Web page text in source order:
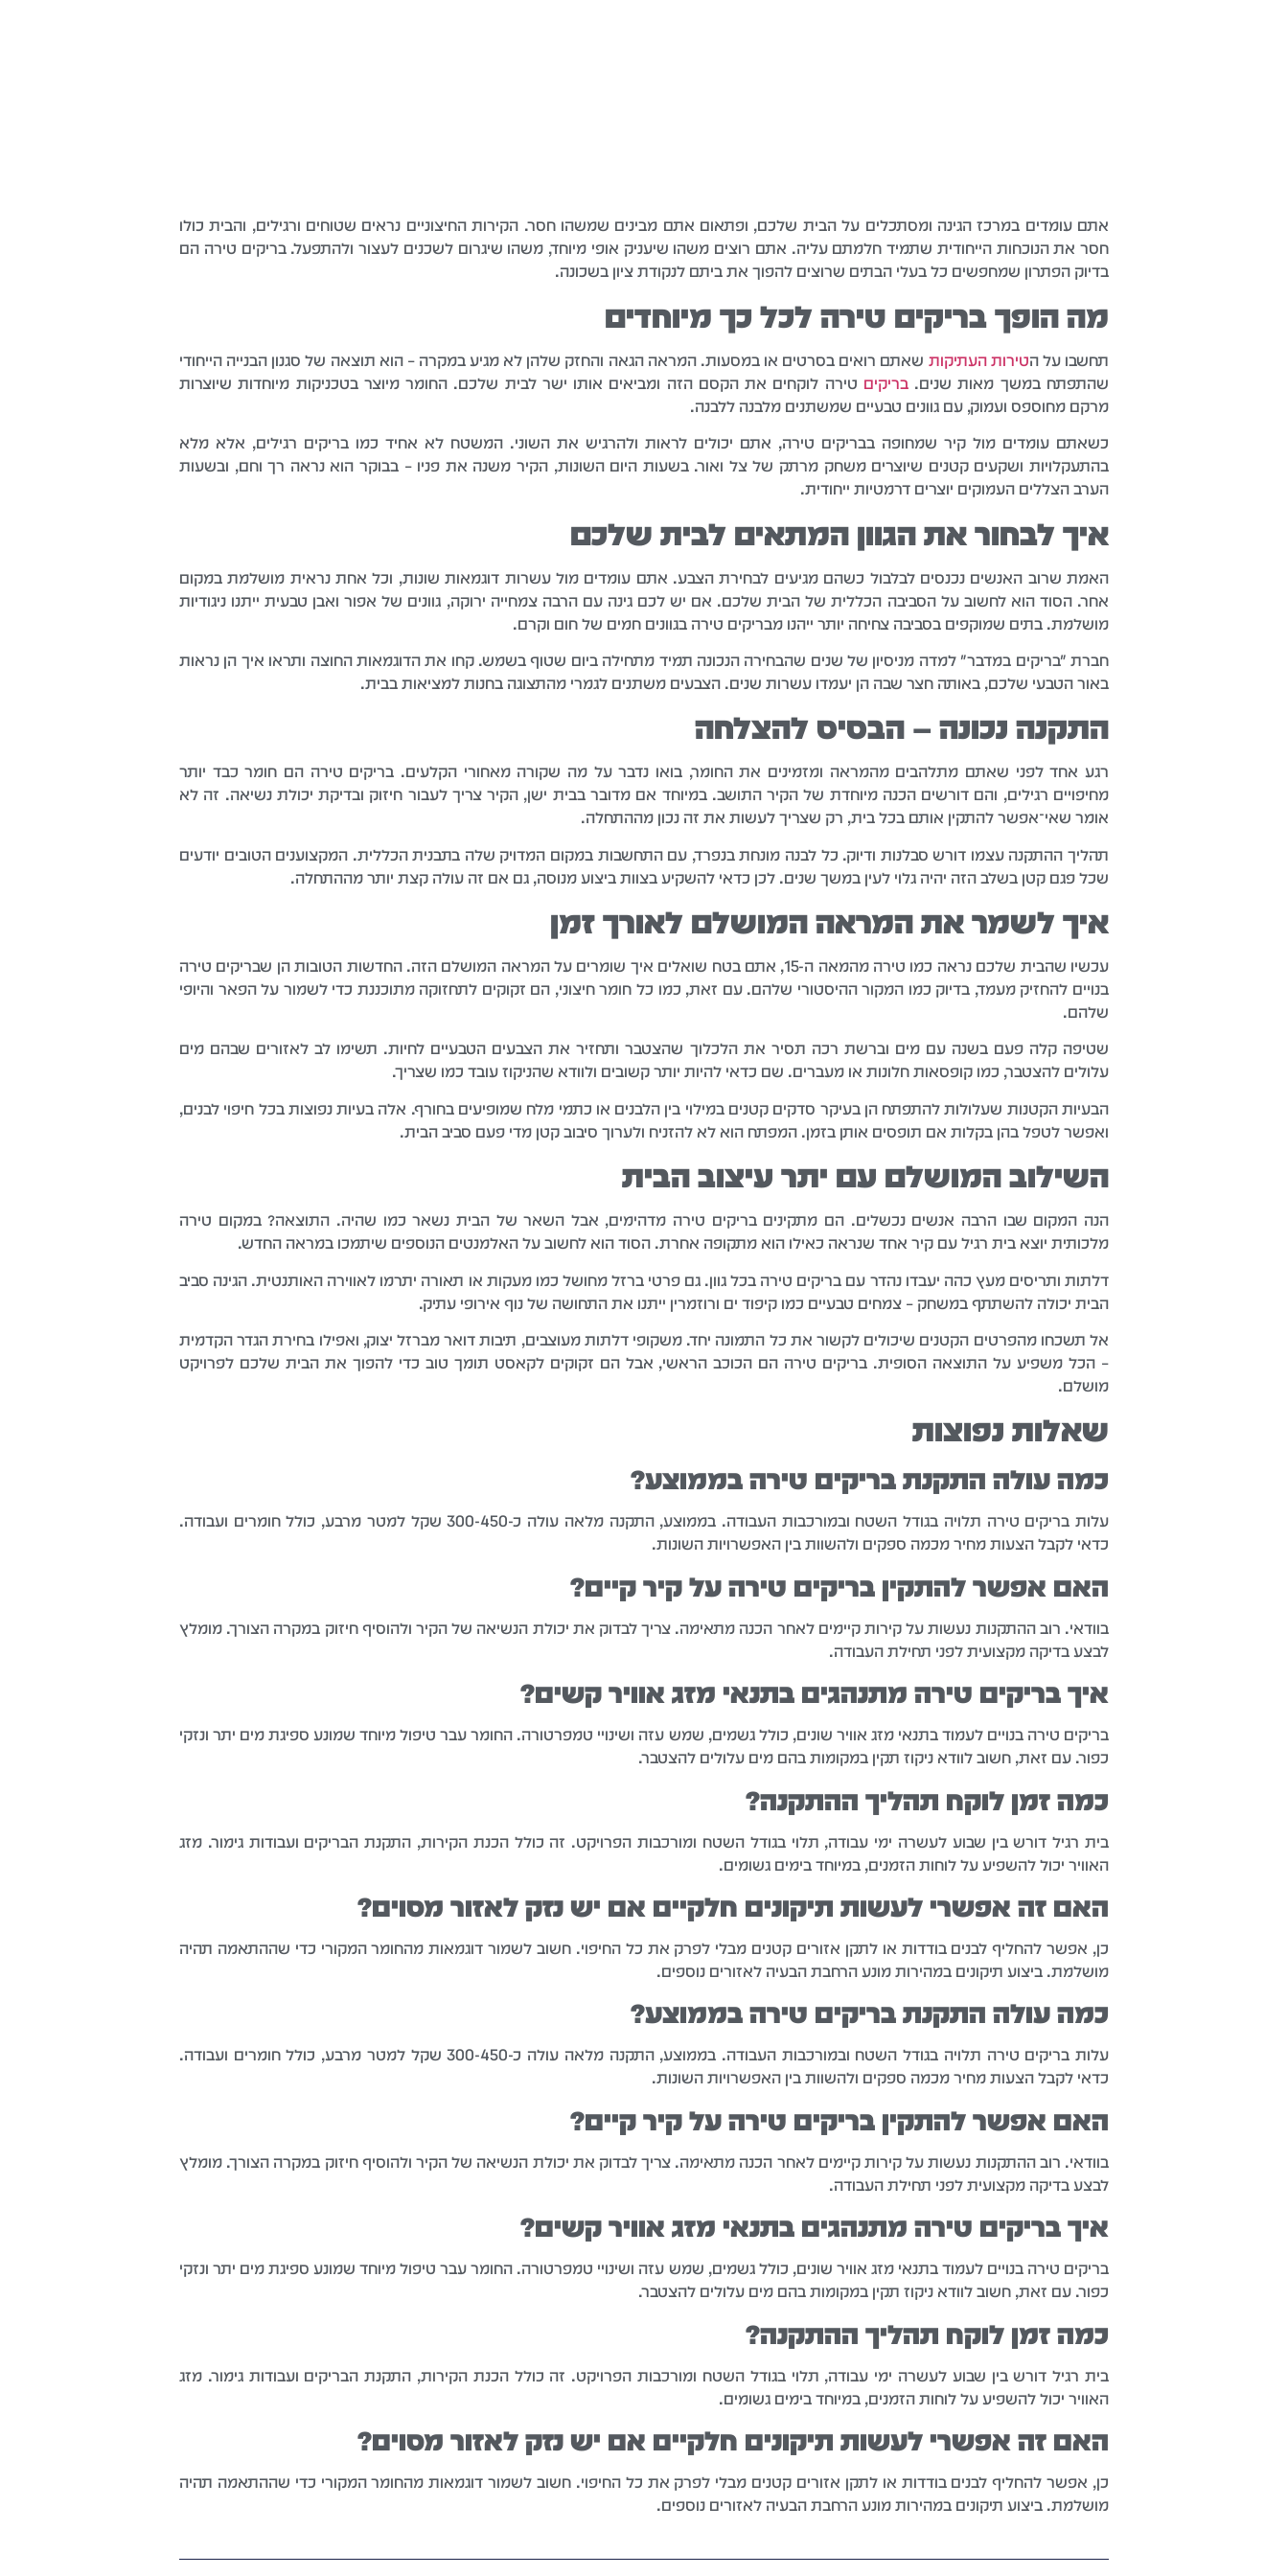
אתם עומדים במרכז הגינה ומסתכלים על הבית שלכם, ופתאום אתם מבינים שמשהו חסר. הקירות החיצוניים נראים שטוחים ורגילים, והבית כולו
חסר את הנוכחות הייחודית שתמיד חלמתם עליה. אתם רוצים משהו שיעניק אופי מיוחד, משהו שיגרום לשכנים לעצור ולהתפעל. בריקים טירה הם
בדיוק הפתרון שמחפשים כל בעלי הבתים שרוצים להפוך את ביתם לנקודת ציון בשכונה.
מה הופך בריקים טירה לכל כך מיוחדים
תחשבו על הטירות העתיקות שאתם רואים בסרטים או במסעות. המראה הגאה והחזק שלהן לא מגיע במקרה – הוא תוצאה של סגנון הבנייה הייחודי
שהתפתח במשך מאות שנים.בריקים טירה לוקחים את הקסם הזה ומביאים אותו ישר לבית שלכם. החומר מיוצר בטכניקות מיוחדות שיוצרות
מרקם מחוספס ועמוק, עם גוונים טבעיים שמשתנים מלבנה ללבנה.
כשאתם עומדים מול קיר שמחופה בבריקים טירה, אתם יכולים לראות ולהרגיש את השוני. המשטח לא אחיד כמו בריקים רגילים, אלא מלא
בהתעקלויות ושקעים קטנים שיוצרים משחק מרתק של צל ואור. בשעות היום השונות, הקיר משנה את פניו – בבוקר הוא נראה רך וחם, ובשעות
הערב הצללים העמוקים יוצרים דרמטיות ייחודית.
איך לבחור את הגוון המתאים לבית שלכם
האמת שרוב האנשים נכנסים לבלבול כשהם מגיעים לבחירת הצבע. אתם עומדים מול עשרות דוגמאות שונות, וכל אחת נראית מושלמת במקום
אחר. הסוד הוא לחשוב על הסביבה הכללית של הבית שלכם. אם יש לכם גינה עם הרבה צמחייה ירוקה, גוונים של אפור ואבן טבעית ייתנו ניגודיות
מושלמת. בתים שמוקפים בסביבה צחיחה יותר ייהנו מבריקים טירה בגוונים חמים של חום וקרם.
חברת "בריקים במדבר" למדה מניסיון של שנים שהבחירה הנכונה תמיד מתחילה ביום שטוף בשמש. קחו את הדוגמאות החוצה ותראו איך הן נראות
באור הטבעי שלכם, באותה חצר שבה הן יעמדו עשרות שנים. הצבעים משתנים לגמרי מהתצוגה בחנות למציאות בבית.
התקנה נכונה – הבסיס להצלחה
רגע אחד לפני שאתם מתלהבים מהמראה ומזמינים את החומר, בואו נדבר על מה שקורה מאחורי הקלעים. בריקים טירה הם חומר כבד יותר
מחיפויים רגילים, והם דורשים הכנה מיוחדת של הקיר התושב. במיוחד אם מדובר בבית ישן, הקיר צריך לעבור חיזוק ובדיקת יכולת נשיאה. זה לא
אומר שאי־אפשר להתקין אותם בכל בית, רק שצריך לעשות את זה נכון מההתחלה.
תהליך ההתקנה עצמו דורש סבלנות ודיוק. כל לבנה מונחת בנפרד, עם התחשבות במקום המדויק שלה בתבנית הכללית. המקצוענים הטובים יודעים
שכל פגם קטן בשלב הזה יהיה גלוי לעין במשך שנים. לכן כדאי להשקיע בצוות ביצוע מנוסה, גם אם זה עולה קצת יותר מההתחלה.
איך לשמר את המראה המושלם לאורך זמן
עכשיו שהבית שלכם נראה כמו טירה מהמאה ה-15, אתם בטח שואלים איך שומרים על המראה המושלם הזה. החדשות הטובות הן שבריקים טירה
בנויים להחזיק מעמד, בדיוק כמו המקור ההיסטורי שלהם. עם זאת, כמו כל חומר חיצוני, הם זקוקים לתחזוקה מתוכננת כדי לשמור על הפאר והיופי
שלהם.
שטיפה קלה פעם בשנה עם מים וברשת רכה תסיר את הלכלוך שהצטבר ותחזיר את הצבעים הטבעיים לחיות. תשימו לב לאזורים שבהם מים
עלולים להצטבר, כמו קופסאות חלונות או מעברים. שם כדאי להיות יותר קשובים ולוודא שהניקוז עובד כמו שצריך.
הבעיות הקטנות שעלולות להתפתח הן בעיקר סדקים קטנים במילוי בין הלבנים או כתמי מלח שמופיעים בחורף. אלה בעיות נפוצות בכל חיפוי לבנים,
ואפשר לטפל בהן בקלות אם תופסים אותן בזמן. המפתח הוא לא להזניח ולערוך סיבוב קטן מדי פעם סביב הבית.
השילוב המושלם עם יתר עיצוב הבית
הנה המקום שבו הרבה אנשים נכשלים. הם מתקינים בריקים טירה מדהימים, אבל השאר של הבית נשאר כמו שהיה. התוצאה? במקום טירה
מלכותית יוצא בית רגיל עם קיר אחד שנראה כאילו הוא מתקופה אחרת. הסוד הוא לחשוב על האלמנטים הנוספים שיתמכו במראה החדש.
דלתות ותריסים מעץ כהה יעבדו נהדר עם בריקים טירה בכל גוון. גם פרטי ברזל מחושל כמו מעקות או תאורה יתרמו לאווירה האותנטית. הגינה סביב
הבית יכולה להשתתף במשחק – צמחים טבעיים כמו קיפוד ים ורוזמרין ייתנו את התחושה של נוף אירופי עתיק.
אל תשכחו מהפרטים הקטנים שיכולים לקשור את כל התמונה יחד. משקופי דלתות מעוצבים, תיבות דואר מברזל יצוק, ואפילו בחירת הגדר הקדמית
– הכל משפיע על התוצאה הסופית. בריקים טירה הם הכוכב הראשי, אבל הם זקוקים לקאסט תומך טוב כדי להפוך את הבית שלכם לפרויקט
מושלם.
שאלות נפוצות
כמה עולה התקנת בריקים טירה בממוצע?
עלות בריקים טירה תלויה בגודל השטח ובמורכבות העבודה. בממוצע, התקנה מלאה עולה כ-300-450 שקל למטר מרבע, כולל חומרים ועבודה.
כדאי לקבל הצעות מחיר מכמה ספקים ולהשוות בין האפשרויות השונות.
האם אפשר להתקין בריקים טירה על קיר קיים?
בוודאי. רוב ההתקנות נעשות על קירות קיימים לאחר הכנה מתאימה. צריך לבדוק את יכולת הנשיאה של הקיר ולהוסיף חיזוק במקרה הצורך. מומלץ
לבצע בדיקה מקצועית לפני תחילת העבודה.
איך בריקים טירה מתנהגים בתנאי מזג אוויר קשים?
בריקים טירה בנויים לעמוד בתנאי מזג אוויר שונים, כולל גשמים, שמש עזה ושינויי טמפרטורה. החומר עבר טיפול מיוחד שמונע ספיגת מים יתר ונזקי
כפור. עם זאת, חשוב לוודא ניקוז תקין במקומות בהם מים עלולים להצטבר.
כמה זמן לוקח תהליך ההתקנה?
בית רגיל דורש בין שבוע לעשרה ימי עבודה, תלוי בגודל השטח ומורכבות הפרויקט. זה כולל הכנת הקירות, התקנת הבריקים ועבודות גימור. מזג
האוויר יכול להשפיע על לוחות הזמנים, במיוחד בימים גשומים.
האם זה אפשרי לעשות תיקונים חלקיים אם יש נזק לאזור מסוים?
כן, אפשר להחליף לבנים בודדות או לתקן אזורים קטנים מבלי לפרק את כל החיפוי. חשוב לשמור דוגמאות מהחומר המקורי כדי שההתאמה תהיה
מושלמת. ביצוע תיקונים במהירות מונע הרחבת הבעיה לאזורים נוספים.
כמה עולה התקנת בריקים טירה בממוצע?
עלות בריקים טירה תלויה בגודל השטח ובמורכבות העבודה. בממוצע, התקנה מלאה עולה כ-300-450 שקל למטר מרבע, כולל חומרים ועבודה.
כדאי לקבל הצעות מחיר מכמה ספקים ולהשוות בין האפשרויות השונות.
האם אפשר להתקין בריקים טירה על קיר קיים?
בוודאי. רוב ההתקנות נעשות על קירות קיימים לאחר הכנה מתאימה. צריך לבדוק את יכולת הנשיאה של הקיר ולהוסיף חיזוק במקרה הצורך. מומלץ
לבצע בדיקה מקצועית לפני תחילת העבודה.
איך בריקים טירה מתנהגים בתנאי מזג אוויר קשים?
בריקים טירה בנויים לעמוד בתנאי מזג אוויר שונים, כולל גשמים, שמש עזה ושינויי טמפרטורה. החומר עבר טיפול מיוחד שמונע ספיגת מים יתר ונזקי
כפור. עם זאת, חשוב לוודא ניקוז תקין במקומות בהם מים עלולים להצטבר.
כמה זמן לוקח תהליך ההתקנה?
בית רגיל דורש בין שבוע לעשרה ימי עבודה, תלוי בגודל השטח ומורכבות הפרויקט. זה כולל הכנת הקירות, התקנת הבריקים ועבודות גימור. מזג
האוויר יכול להשפיע על לוחות הזמנים, במיוחד בימים גשומים.
האם זה אפשרי לעשות תיקונים חלקיים אם יש נזק לאזור מסוים?
כן, אפשר להחליף לבנים בודדות או לתקן אזורים קטנים מבלי לפרק את כל החיפוי. חשוב לשמור דוגמאות מהחומר המקורי כדי שההתאמה תהיה
מושלמת. ביצוע תיקונים במהירות מונע הרחבת הבעיה לאזורים נוספים.